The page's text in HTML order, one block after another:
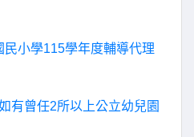
小學115學年度輔導代理
有曾任2所以上公立幼兒園